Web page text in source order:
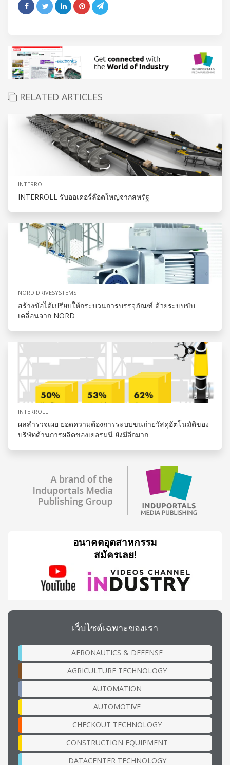
RELATED ARTICLES
INTERROLL
INTERROLL รับออเดอร์ล๊อตใหญ่จากสหรัฐ
NORD DRIVESYSTEMS
สร้างข้อได้เปรียบให้กระบวนการบรรจุภัณฑ์ ด้วยระบบขับ
เคลื่อนจาก NORD
INTERROLL
ผลสำรวจเผย ยอดความต้องการระบบขนถ่ายวัสดุอัตโนมัติของ
บริษัทด้านการผลิตของเยอรมนี ยังมีอีกมาก
อนาคตอุตสาหกรรม
สมัครเลย!
เว็บไซต์เฉพาะของเรา
AERONAUTICS & DEFENSE
AGRICULTURE TECHNOLOGY
AUTOMATION
AUTOMOTIVE
CHECKOUT TECHNOLOGY
CONSTRUCTION EQUIPMENT
DATACENTER TECHNOLOGY